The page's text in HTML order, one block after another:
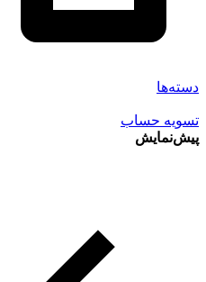
دسته‌ها
تسویه حساب
پیش‌نمایش